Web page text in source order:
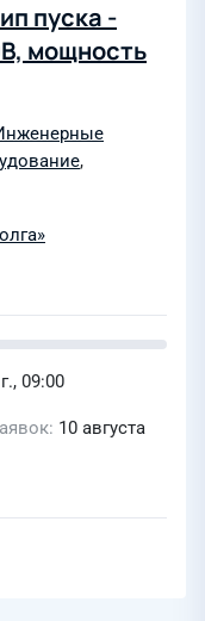
пуска -
мощность
,
09:00
10 августа